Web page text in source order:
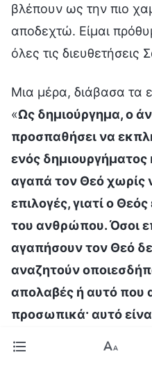
βλέπουν ως την πιο
αποδεχτώ. Είμαι
όλες τις διευθετήσεις
Μια μέρα, διάβασα τα
«Ως δημιούργημα, ο
προσπαθήσει να
ενός δημιουργήματος
αγαπά τον Θεό χωρίς
επιλογές, γιατί ο
του ανθρώπου. Όσοι
αγαπήσουν τον Θεό
αναζητούν
απολαβές ή αυτό που
προσωπικά· αυτό
αλήθεια, αν αυτό που